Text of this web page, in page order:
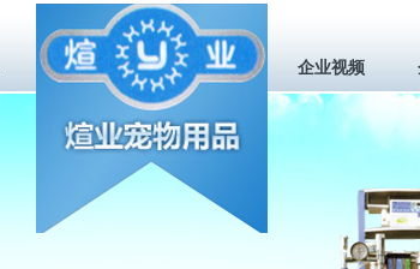
企业视频